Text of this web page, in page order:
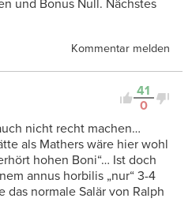
und Bonus Null. Nächstes
Kommentar melden
41
0
nicht recht machen…
als Mathers wäre hier wohl
hohen Boni“… Ist doch
annus horbilis „nur“ 3-4
normale Salär von Ralph